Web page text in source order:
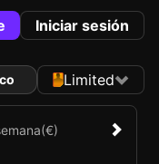
Iniciar sesión
Limited
(€)